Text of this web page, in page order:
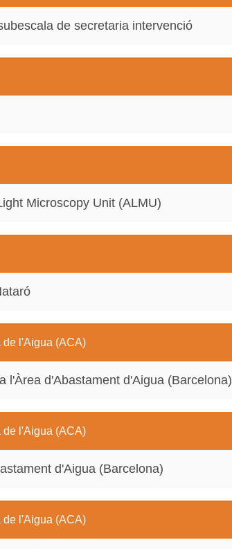
de secretaria intervenció
Microscopy Unit (ALMU)
de l'Aigua (ACA)
l'Àrea d'Abastament d'Aigua (Barcelona)
de l'Aigua (ACA)
d'Aigua (Barcelona)
de l'Aigua (ACA)